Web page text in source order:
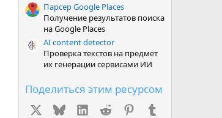
Парсер Google Places
Получение результатов поиска
на Google Places
AI content detector
Проверка текстов на предмет
их генерации сервисами ИИ
Поделиться этим ресурсом
BlueskyLinkedInReddit Pinterest